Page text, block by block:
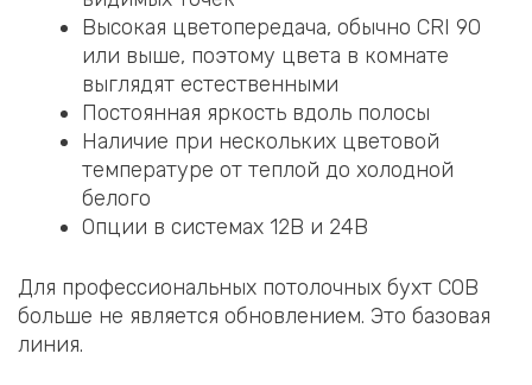
Высокая цветопередача, обычно CRI 90
или выше, поэтому цвета в комнате
выглядят естественными
Постоянная яркость вдоль полосы
Наличие при нескольких цветовой
температуре от теплой до холодной
белого
Опции в системах 12В и 24В
Для профессиональных потолочных бухт COB
больше не является обновлением. Это базовая
линия.